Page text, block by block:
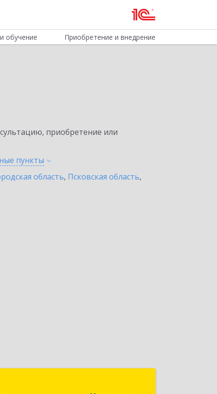
обучение Приобретение и внедрение
приобретение или
пункты
область, Псковская область,